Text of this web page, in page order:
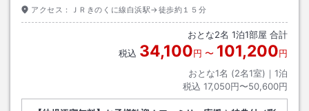
アクセス： ＪＲきのくに線白浜駅→徒歩約１５分
おとな2名 1泊1部屋 合計
税込 34,100円 〜 101,200円
おとな1名 (2名1室)｜ 1泊
税込 17,050円〜50,600円